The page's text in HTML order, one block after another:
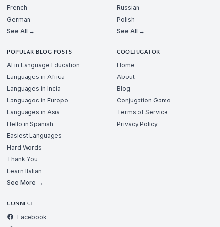
French
German
See All →
Russian
Polish
See All →
POPULAR BLOG POSTS
AI in Language Education
Languages in Africa
Languages in India
Languages in Europe
Languages in Asia
Hello in Spanish
Easiest Languages
Hard Words
Thank You
Learn Italian
See More →
COOLJUGATOR
Home
About
Blog
Conjugation Game
Terms of Service
Privacy Policy
CONNECT
Facebook